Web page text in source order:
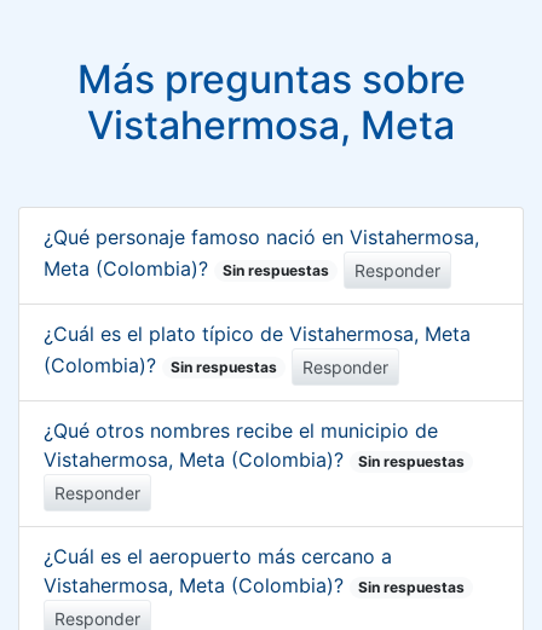
Más preguntas sobre
Vistahermosa, Meta
¿Qué personaje famoso nació en Vistahermosa,
Meta (Colombia)?
Sin respuestas Responder
¿Cuál es el plato típico de Vistahermosa, Meta
(Colombia)?
Sin respuestas Responder
¿Qué otros nombres recibe el municipio de
Vistahermosa, Meta (Colombia)?
Sin respuestas
Responder
¿Cuál es el aeropuerto más cercano a
Vistahermosa, Meta (Colombia)?
Sin respuestas
Responder